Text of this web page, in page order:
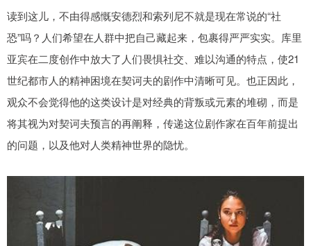
读到这儿，不由得感慨安德烈和索列尼不就是现在常说的“社
恐”吗？人们希望在人群中把自己藏起来，包裹得严严实实。库里
亚宾在二度创作中放大了人们畏惧社交、难以沟通的特点，使21
世纪都市人的精神困境在契诃夫的剧作中清晰可见。也正因此，
观众不会觉得他的这类设计是对经典的背叛或元素的堆砌，而是
将其视为对契诃夫预言的再阐释，传递这位剧作家在百年前提出
的问题，以及他对人类精神世界的隐忧。